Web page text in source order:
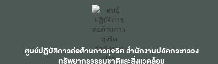
ศูนย์ปฏิบัติการต่อต้านการทุจริต สำนักงานปลัดกระทรวง
ทรัพยากรธรรมชาติและสิ่งแวดล้อม